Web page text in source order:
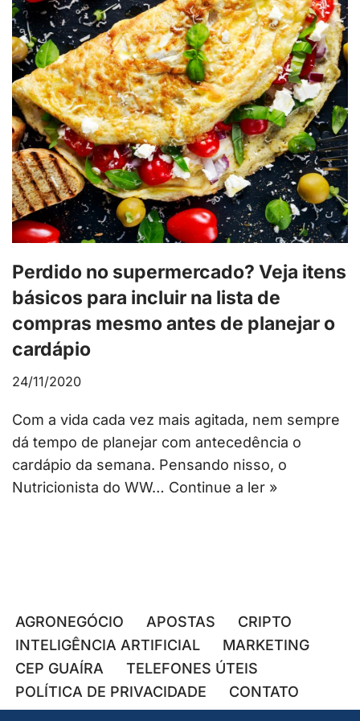
Perdido no supermercado? Veja itens
básicos para incluir na lista de
compras mesmo antes de planejar o
cardápio
24/11/2020
Com a vida cada vez mais agitada, nem sempre
dá tempo de planejar com antecedência o
cardápio da semana. Pensando nisso, o
Nutricionista do WW… Continue a ler »
AGRONEGÓCIO APOSTAS
CRIPTO
INTELIGÊNCIA ARTIFICIAL
MARKETING
CEP GUAÍRA
TELEFONES ÚTEIS
POLÍTICA DE PRIVACIDADE
CONTATO